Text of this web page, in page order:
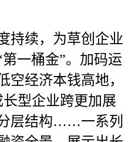
续，为草创企业
一桶金”。加码运
空经济本钱高地，
长型企业跨更加展
层结构……一系列